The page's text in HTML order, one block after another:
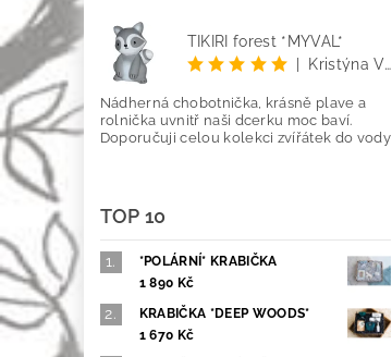
TIKIRI forest *MÝVAL*
Kristýna Vetyšková
Nádherná chobotnička, krásně plave a
rolnička uvnitř naši dcerku moc baví.
Doporučuji celou kolekci zvířátek do vody
TOP 10
*POLÁRNÍ* KRABIČKA
1 890 Kč
KRABIČKA *DEEP WOODS*
1 670 Kč